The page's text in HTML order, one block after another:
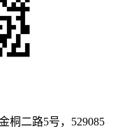
桐二路5号，529085